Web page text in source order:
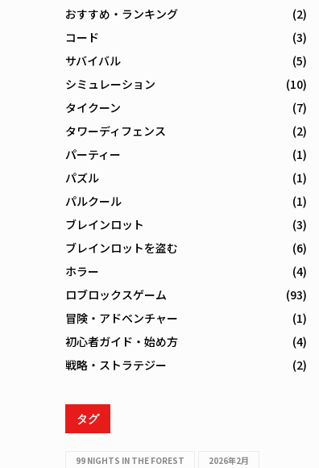
おすすめ・ランキング
(2)
コード
(3)
サバイバル
(5)
シミュレーション
(10)
タイクーン
(7)
タワーディフェンス
(2)
パーティー
(1)
パズル
(1)
パルクール
(1)
ブレインロット
(3)
ブレインロットを盗む
(6)
ホラー
(4)
ロブロックスゲーム
(93)
冒険・アドベンチャー
(1)
初心者ガイド・始め方
(4)
戦略・ストラテジー
(2)
タグ
99 NIGHTS IN THE FOREST 2026年2月